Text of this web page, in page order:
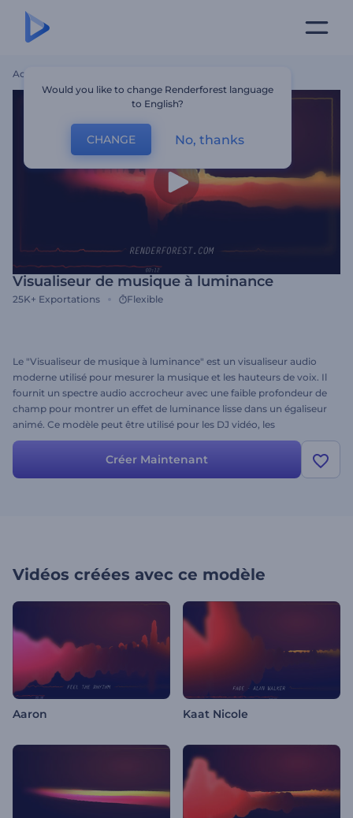
Accueil
Visualiseur de musique à luminance
25K+ Exportations Flexible
Le "Visualiseur de musique à luminance" est un visualiseur audio
moderne utilisé pour mesurer la musique et les hauteurs de voix. Il
fournit un spectre audio accrocheur avec une faible profondeur de
champ pour montrer un effet de luminance lisse dans un égaliseur
animé. Ce modèle peut être utilisé pour les DJ vidéo, les
enregistrements audio, les boîtes de nuit, les enregistrements sur
Créer Maintenant
Vidéos créées avec ce modèle
Aaron Kaat Nicole
Would you like to change Renderforest language
to English?
CHANGE No, thanks